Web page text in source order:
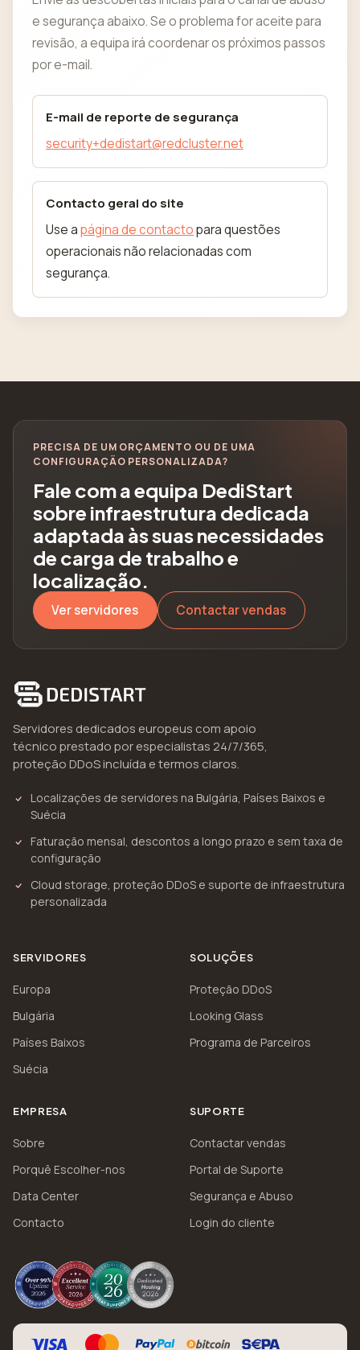
e segurança abaixo. Se o problema for aceite para
revisão, a equipa irá coordenar os próximos passos
por e-mail.
E-mail de reporte de segurança
security+dedistart@redcluster.net
Contacto geral do site
Use apágina de contactopara questões
operacionais não relacionadas com
segurança.
PRECISA DE UM ORÇAMENTO OU DE UMA
CONFIGURAÇÃO PERSONALIZADA?
Fale com a equipa DediStart
sobre infraestrutura dedicada
adaptada às suas necessidades
de carga de trabalho e
localização.
Ver servidores Contactar vendas
Servidores dedicados europeus com apoio
técnico prestado por especialistas 24/7/365,
proteção DDoS incluída e termos claros.
Localizações de servidores na Bulgária, Países Baixos e
Suécia
Faturação mensal, descontos a longo prazo e sem taxa de
configuração
Cloud storage, proteção DDoS e suporte de infraestrutura
personalizada
SERVIDORES
Europa
Bulgária
Países Baixos
Suécia
SOLUÇÕES
Proteção DDoS
Looking Glass
Programa de Parceiros
EMPRESA
Sobre
Porquê Escolher-nos
Data Center
Contacto
SUPORTE
Contactar vendas
Portal de Suporte
Segurança e Abuso
Login do cliente